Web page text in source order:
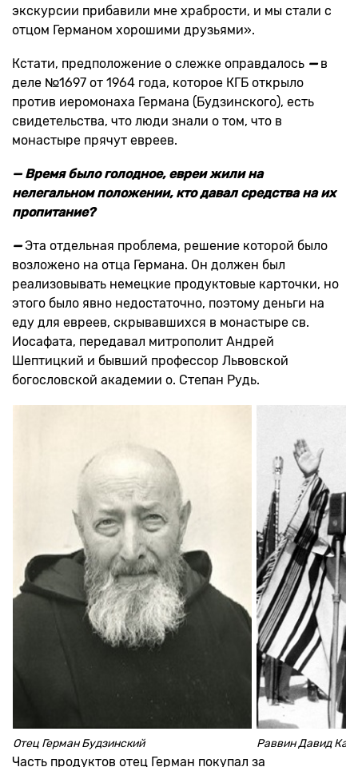
экскурсии прибавили мне храбрости, и мы стали с
отцом Германом хорошими друзьями».
Кстати, предположение о слежке оправдалось —в
деле №1697 от 1964 года, которое КГБ открыло
против иеромонаха Германа (Будзинского), есть
свидетельства, что люди знали о том, что в
монастыре прячут евреев.
— Время было голодное, евреи жили на
нелегальном положении, кто давал средства на их
пропитание?
—Эта отдельная проблема, решение которой было
возложено на отца Германа. Он должен был
реализовывать немецкие продуктовые карточки, но
этого было явно недостаточно, поэтому деньги на
еду для евреев, скрывавшихся в монастыре св.
Иосафата, передавал митрополит Андрей
Шептицкий и бывший профессор Львовской
богословской академии о. Степан Рудь.
Отец Герман Будзинский Раввин Давид
Часть продуктов отец Герман покупал за